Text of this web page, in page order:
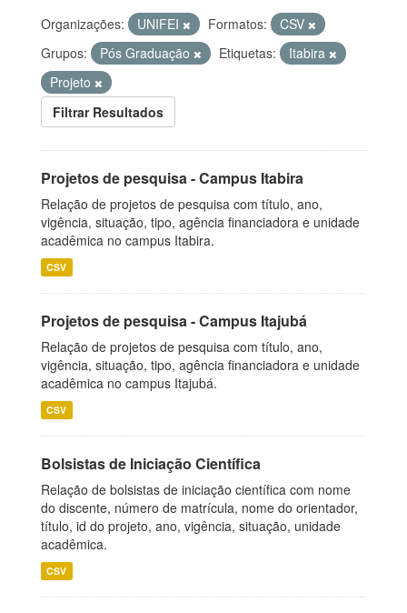
Organizações: UNIFEI Formatos:
CSV
Grupos:
Pós Graduação Etiquetas:
Itabira
Projeto
Filtrar Resultados
Projetos de pesquisa - Campus Itabira
Relação de projetos de pesquisa com título, ano,
vigência, situação, tipo, agência financiadora e unidade
acadêmica no campus Itabira.
CSV
Projetos de pesquisa - Campus Itajubá
Relação de projetos de pesquisa com título, ano,
vigência, situação, tipo, agência financiadora e unidade
acadêmica no campus Itajubá.
CSV
Bolsistas de Iniciação Científica
Relação de bolsistas de iniciação científica com nome
do discente, número de matrícula, nome do orientador,
título, id do projeto, ano, vigência, situação, unidade
acadêmica.
CSV